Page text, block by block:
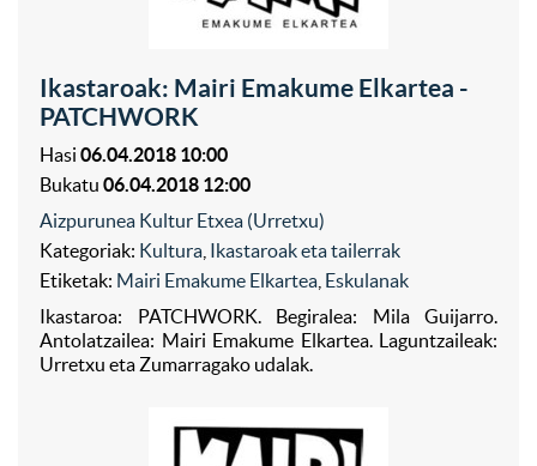
Ikastaroak: Mairi Emakume Elkartea -
PATCHWORK
Hasi 06.04.2018 10:00
Bukatu 06.04.2018 12:00
Aizpurunea Kultur Etxea (Urretxu)
Kategoriak: Kultura Ikastaroak eta tailerrak
Etiketak: Mairi Emakume Elkartea Eskulanak
Ikastaroa: PATCHWORK. Begiralea: Mila Guijarro.
Antolatzailea: Mairi Emakume Elkartea. Laguntzaileak:
Urretxu eta Zumarragako udalak.